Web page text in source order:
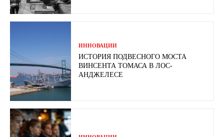
ИННОВАЦИИ
ИСТОРИЯ ПОДВЕСНОГО МОСТА
ВИНСЕНТА ТОМАСА В ЛОС-
АНДЖЕЛЕСЕ